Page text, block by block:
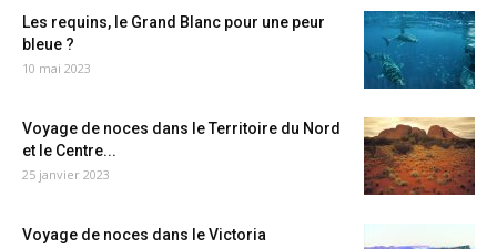
Les requins, le Grand Blanc pour une peur
bleue ?
10 mai 2023
Voyage de noces dans le Territoire du Nord
et le Centre...
25 janvier 2023
Voyage de noces dans le Victoria